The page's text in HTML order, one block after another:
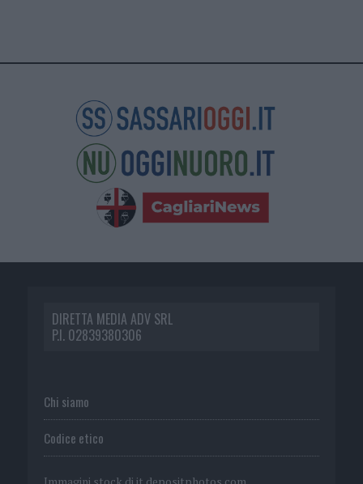
DIRETTA MEDIA ADV SRL
P.I. 02839380306
Chi siamo
Codice etico